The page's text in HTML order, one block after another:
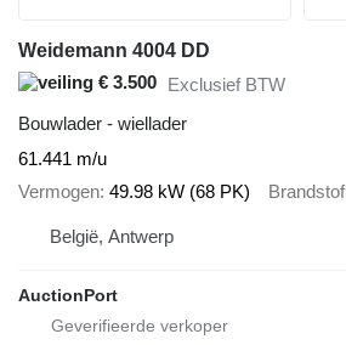
Weidemann 4004 DD
€ 3.500 Exclusief BTW
Bouwlader - wiellader
61.441 m/u
Vermogen 49.98 kW (68 PK) Brandstof
België, Antwerp
AuctionPort